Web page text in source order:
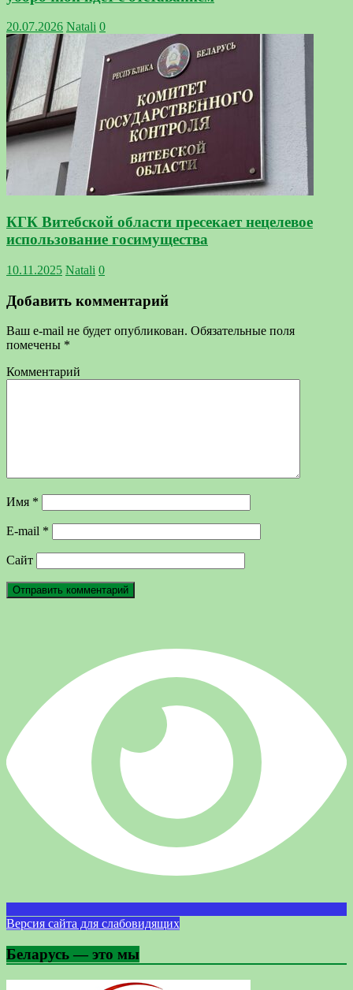
20.07.2026 Natali 0
КГК Витебской области пресекает нецелевое
использование госимущества
10.11.2025 Natali 0
Добавить комментарий
Ваш e-mail не будет опубликован. Обязательные поля
помечены *
Комментарий
Имя *
E-mail *
Сайт
Версия сайта для слабовидящих
Беларусь — это мы